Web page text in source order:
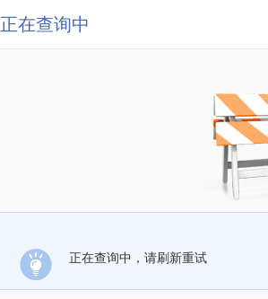
正在查询中
正在查询中，请刷新重试